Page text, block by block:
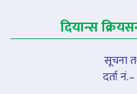
दियान्स
सूचना
दर्ता